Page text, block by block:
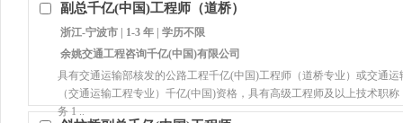
副总千亿(中国)工程师（道桥）
浙江-宁波市 | 1-3 年 | 学历不限
余姚交通工程咨询千亿(中国)有限公司
具有交通运输部核发的公路工程千亿(中国)工程师（道桥专业）或交通
（交通运输工程专业）千亿(中国)资格，具有高级工程师及以上技术职
务 1 ..